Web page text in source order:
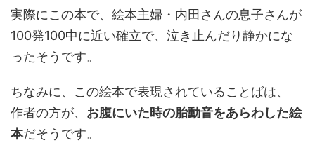
実際にこの本で、絵本主婦・内田さんの息子さんが
100発100中に近い確立で、泣き止んだり静かにな
ったそうです。
ちなみに、この絵本で表現されていることばは、
作者の方が、 お腹にいた時の胎動音をあらわした絵
本だそうです。